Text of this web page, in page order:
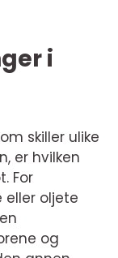
i
skiller ulike
er hvilken
For
eller oljete
og